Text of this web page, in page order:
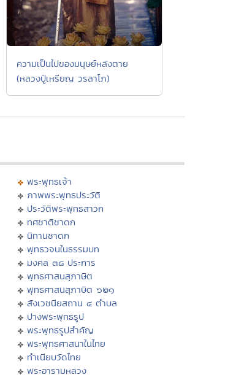
ความเป็นไปของมนุษย์หลังตาย
(หลวงปู่เหรียญ วรลาโภ)
พระพุทธเจ้า
ภาพพระพุทธประวัติ
ประวัติพระพุทธสาวก
ทศชาติชาดก
นิทานชาดก
พุทธวจนในธรรมบท
มงคล ๓๘ ประการ
พุทธศาสนสุภาษิต
พุทธศาสนสุภาษิต ๖๒๑
สังเวชนียสถาน ๔ ตำบล
ปางพระพุทธรูป
พระพุทธรูปสำคัญ
พระพุทธศาสนาในไทย
ทำเนียบวัดไทย
พระอารามหลวง